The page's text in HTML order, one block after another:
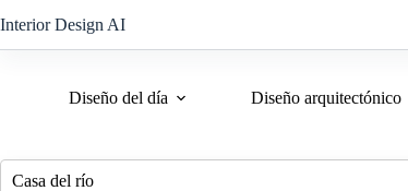
al
contenido
Interior Design AI
Diseño del día Diseño arquitectónico
Casa del río